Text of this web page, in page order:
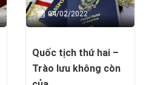
04/02/2022
Quốc tịch thứ hai –
Trào lưu không còn